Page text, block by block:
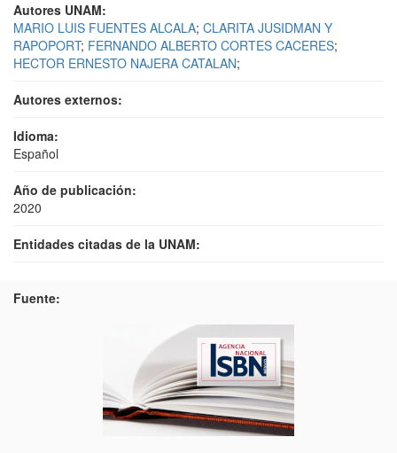
Autores UNAM:
MARIO LUIS FUENTES ALCALA; CLARITA JUSIDMAN Y
RAPOPORT; FERNANDO ALBERTO CORTES CACERES;
HECTOR ERNESTO NAJERA CATALAN;
Autores externos:
Idioma:
Español
Año de publicación:
2020
Entidades citadas de la UNAM:
Fuente: